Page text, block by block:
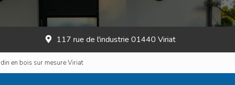
117 rue de l'industrie 01440 Viriat
en bois sur mesure Viriat